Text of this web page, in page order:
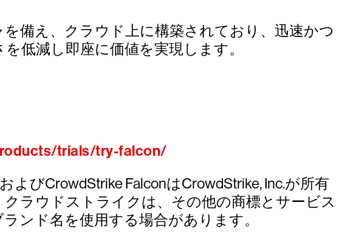
備え、クラウド上に構築されており、迅速かつ
低減し即座に価値を実現します。
trials/try-falcon/
びCrowdStrike FalconはCrowdStrike, Inc.が所有
ラウドストライクは、その他の商標とサービス
ンド名を使用する場合があります。